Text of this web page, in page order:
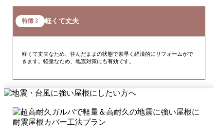
特徴 3 軽くて丈夫
軽くて丈夫なため、住んだままの状態で素早く経済的にリフォームがで
きます。軽量なため、地震対策にも有効です。